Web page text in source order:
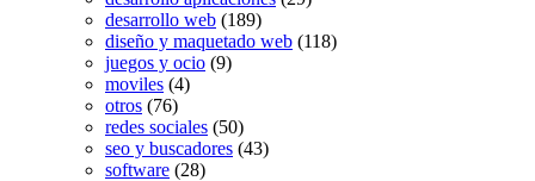
desarrollo web (189)
diseño y maquetado web (118)
juegos y ocio (9)
moviles (4)
otros (76)
redes sociales (50)
seo y buscadores (43)
software (28)